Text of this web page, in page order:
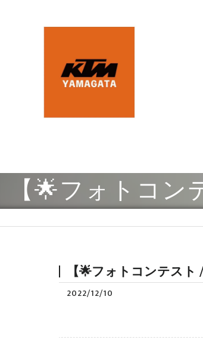
【🌟フォトコ
【🌟フォトコンテス
2022/12/10